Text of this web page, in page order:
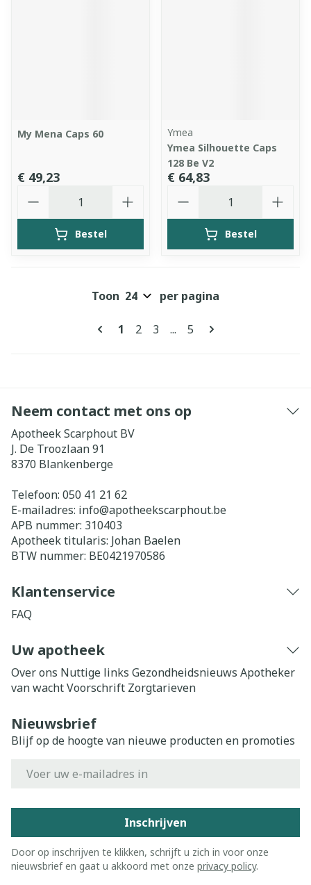
My Mena Caps 60
€ 49,23
Bestel
Ymea
Ymea Silhouette Caps
128 Be V2
€ 64,83
Bestel
Pagina's
U lees momenteel pagina
1 Pagina
2 Pagina
3 ... Pagina
5
Toon per pagina
Neem contact met ons op
Apotheek Scarphout BV
J. De Troozlaan 91
8370 Blankenberge
Telefoon: 050 41 21 62
E-mailadres: info@apotheekscarphout.be
APB nummer: 310403
Apotheek titularis: Johan Baelen
BTW nummer: BE0421970586
Klantenservice
FAQ
Uw apotheek
Over ons Nuttige links Gezondheidsnieuws Apotheker
van wachtVoorschrift Zorgtarieven
Nieuwsbrief
Blijf op de hoogte van nieuwe producten en promoties
Inschrijven
Door op inschrijven te klikken, schrijft u zich in voor onze
nieuwsbrief en gaat u akkoord met onze privacy policy.